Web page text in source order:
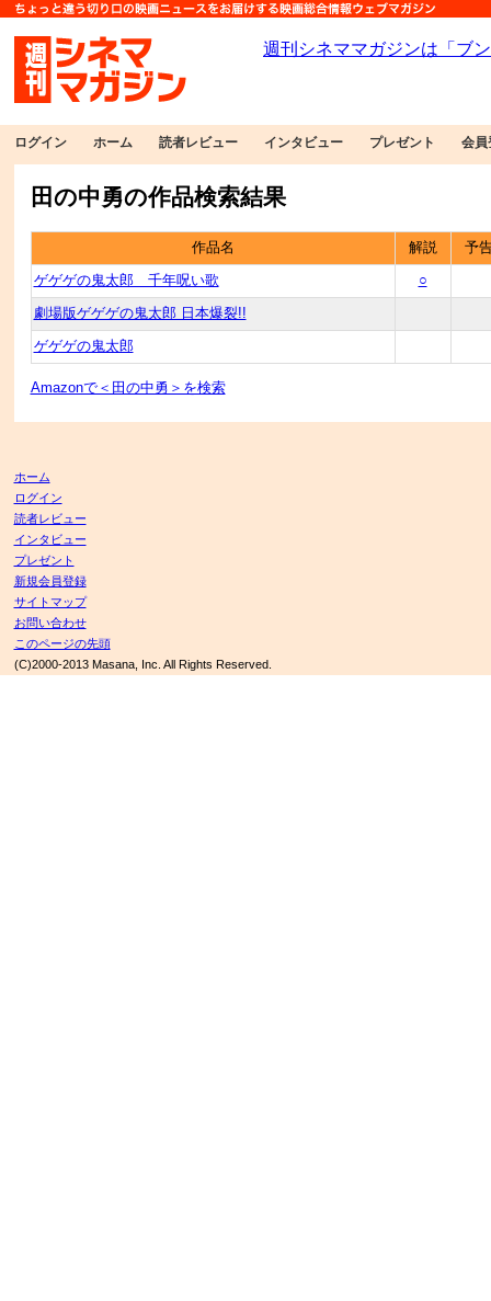
ログイン ホーム 読者レビュー インタビュー プレゼント 会員
田の中勇の作品検索結果
作品名 解説 予
ゲゲゲの鬼太郎 千年呪い歌 ○
劇場版ゲゲゲの鬼太郎 日本爆裂!!
ゲゲゲの鬼太郎
Amazonで＜田の中勇＞を検索
ホーム
ログイン
読者レビュー
インタビュー
プレゼント
新規会員登録
サイトマップ
お問い合わせ
このページの先頭
(C)2000-2013 Masana, Inc. All Rights Reserved.